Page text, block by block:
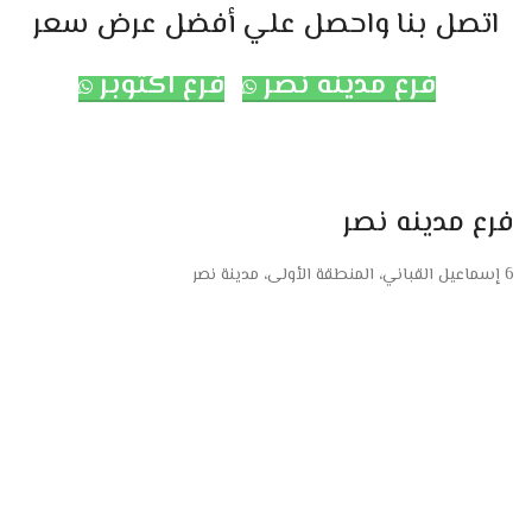
اتصل بنا واحصل علي أفضل عرض سعر
فرع مدينه نصر
فرع اكتوبر
فرع مدينه نصر
6 إسماعيل القباني، المنطقة الأولى، مدينة نصر